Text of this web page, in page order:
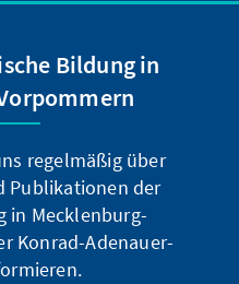
Bildung in
regelmäßig über
Publikationen der
in Mecklenburg-
Konrad-Adenauer-